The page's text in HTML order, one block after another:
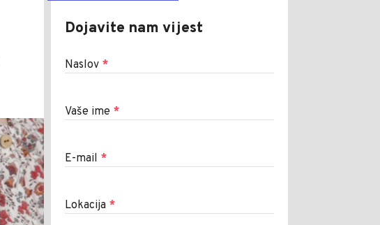
Dojavite nam vijest
Naslov *
Vaše ime *
E-mail *
Lokacija *